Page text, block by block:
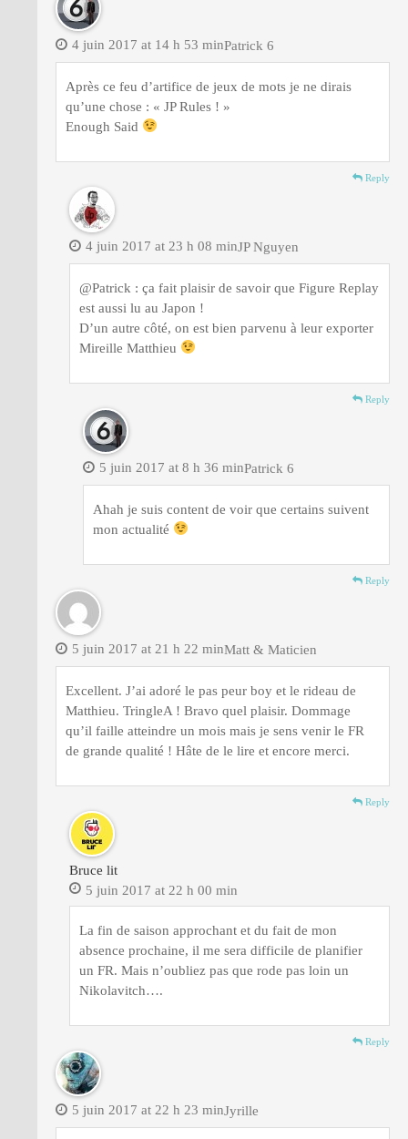
Patrick 6
4 juin 2017 at 14 h 53 min
Après ce feu d’artifice de jeux de mots je ne dirais
qu’une chose : « JP Rules ! »
Enough Said
Reply
JP Nguyen
4 juin 2017 at 23 h 08 min
@Patrick : ça fait plaisir de savoir que Figure Replay
est aussi lu au Japon !
D’un autre côté, on est bien parvenu à leur exporter
Mireille Matthieu
Reply
Patrick 6
5 juin 2017 at 8 h 36 min
Ahah je suis content de voir que certains suivent
mon actualité
Reply
Matt & Maticien
5 juin 2017 at 21 h 22 min
Excellent. J’ai adoré le pas peur boy et le rideau de
Matthieu. TringleA ! Bravo quel plaisir. Dommage
qu’il faille atteindre un mois mais je sens venir le FR
de grande qualité ! Hâte de le lire et encore merci.
Reply
Bruce lit
5 juin 2017 at 22 h 00 min
La fin de saison approchant et du fait de mon
absence prochaine, il me sera difficile de planifier
un FR. Mais n’oubliez pas que rode pas loin un
Nikolavitch….
Reply
Jyrille
5 juin 2017 at 22 h 23 min